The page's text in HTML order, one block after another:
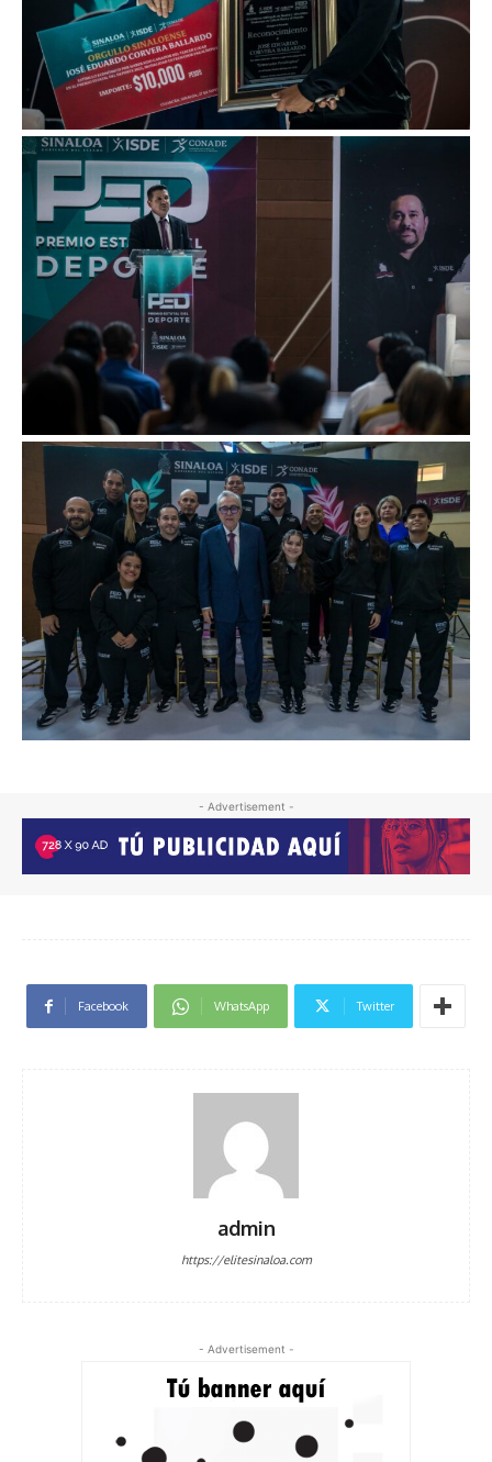
- Advertisement -
Facebook WhatsApp Twitter
admin
https://elitesinaloa.com
- Advertisement -